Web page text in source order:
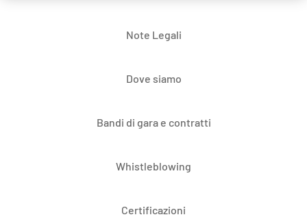
Note Legali
Dove siamo
Bandi di gara e contratti
Whistleblowing
Certificazioni